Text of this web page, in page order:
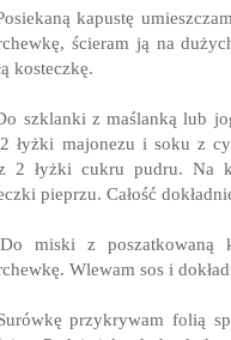
kapustę
ścieram ją na
kosteczkę.
szklanki z maślanką lub
łyżki majonezu i soku z
2 łyżki cukru pudru. Na
pieprzu. Całość
miski z poszatkowaną
Wlewam sos i
przykrywam folią